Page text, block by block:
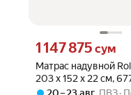
Матрас надувной
203 x 152 x 22 см,
Цена 1147875 сум
1 147 875 сум